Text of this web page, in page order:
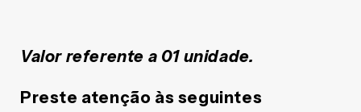
Valor referente a 01 unidade.
Preste atenção às seguintes